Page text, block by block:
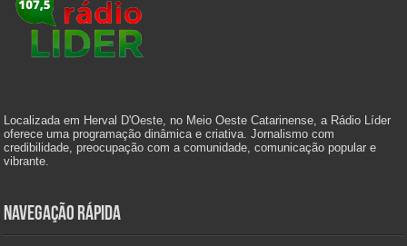
Localizada em Herval D'Oeste, no Meio Oeste Catarinense, a Rádio Líder
oferece uma programação dinâmica e criativa. Jornalismo com
credibilidade, preocupação com a comunidade, comunicação popular e
vibrante.
Navegação Rápida